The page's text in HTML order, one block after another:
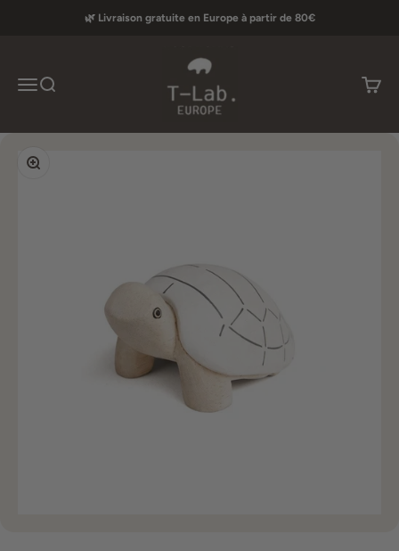
Passer au contenu🌿 Livraison gratuite en Europe à partir de 80€
MenuRecherche
T-lab Europe
Panier
Zoomer sur l'image